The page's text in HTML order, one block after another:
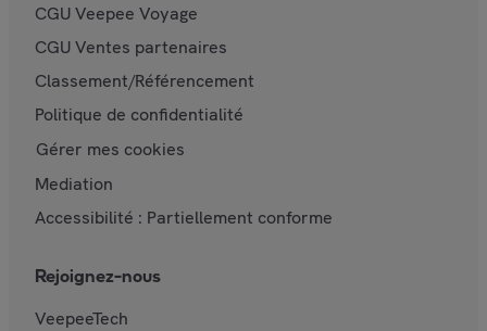
CGU Veepee Voyage
CGU Ventes partenaires
Classement/Référencement
Politique de confidentialité
Gérer mes cookies
Mediation
Accessibilité : Partiellement conforme
Rejoignez-nous
VeepeeTech